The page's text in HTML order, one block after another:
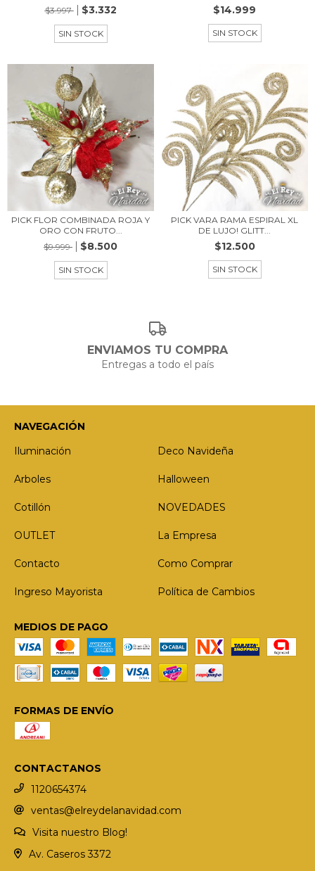
$3.997
$3.332
SIN STOCK
$14.999
SIN STOCK
PICK FLOR COMBINADA ROJA Y
ORO CON FRUTO...
$9.999
$8.500
SIN STOCK
PICK VARA RAMA ESPIRAL XL
DE LUJO! GLITT...
$12.500
SIN STOCK
ENVIAMOS TU COMPRA
Entregas a todo el país
NAVEGACIÓN
Iluminación
Deco Navideña
Arboles Halloween
Cotillón NOVEDADES
OUTLET La Empresa
Contacto Como Comprar
Ingreso Mayorista Política de Cambios
MEDIOS DE PAGO
FORMAS DE ENVÍO
CONTACTANOS
1120654374
ventas@elreydelanavidad.com
Visita nuestro Blog!
Av. Caseros 3372